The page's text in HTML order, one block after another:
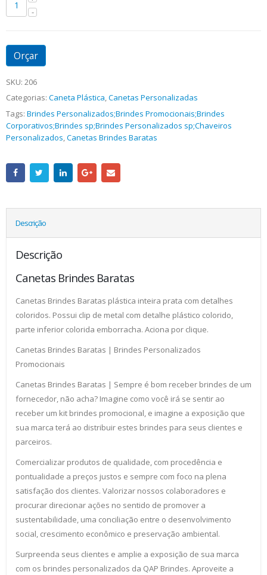
Orçar
SKU: 206
Categorias: Caneta Plástica,Canetas Personalizadas
Tags: Brindes Personalizados;Brindes Promocionais;Brindes
Corporativos;Brindes sp;Brindes Personalizados sp;Chaveiros
Personalizados,Canetas Brindes Baratas
Descrição
Descrição
Canetas Brindes Baratas
Canetas Brindes Baratas plástica inteira prata com detalhes
coloridos. Possui clip de metal com detalhe plástico colorido,
parte inferior colorida emborracha. Aciona por clique.
Canetas Brindes Baratas | Brindes Personalizados
Promocionais
Canetas Brindes Baratas | Sempre é bom receber brindes de um
fornecedor, não acha? Imagine como você irá se sentir ao
receber um kit brindes promocional, e imagine a exposição que
sua marca terá ao distribuir estes brindes para seus clientes e
parceiros.
Comercializar produtos de qualidade, com procedência e
pontualidade a preços justos e sempre com foco na plena
satisfação dos clientes. Valorizar nossos colaboradores e
procurar direcionar ações no sentido de promover a
sustentabilidade, uma conciliação entre o desenvolvimento
social, crescimento econômico e preservação ambiental.
Surpreenda seus clientes e amplie a exposição de sua marca
com os brindes personalizados da QAP Brindes. Aproveite a